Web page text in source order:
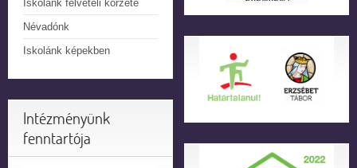
Iskolánk felvételi körzete
Névadónk
Iskolánk képekben
Intézményünk
fenntartója